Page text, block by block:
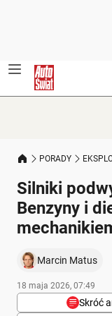
PORADY
Silniki
Benzyny i
Marcin Matus
18 maja 2026, 07:49
Skróć